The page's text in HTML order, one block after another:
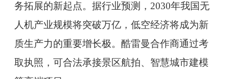
务拓展的新起点。据行业预测，2030年我国无
人机产业规模将突破万亿，低空经济将成为新
质生产力的重要增长极。酷雷曼合作商通过考
取执照，可合法承接景区航拍、智慧城市建模